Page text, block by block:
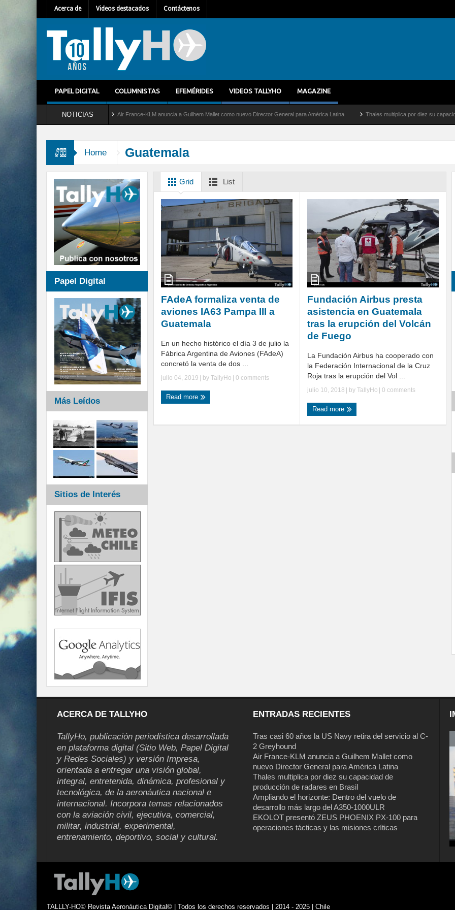
Acerca de Videos destacados Contáctenos
PAPEL DIGITAL COLUMNISTAS EFEMÉRIDES VIDEOS TALLYHO MAGAZINE
NOTICIAS
servicio al C-2 Greyhound Air France-KLM anuncia a Guilhem Mallet como nuevo Director General para América Latina Thales multiplica por diez su capacidad de
Home Guatemala
Grid List
FAdeA formaliza venta de
aviones IA63 Pampa III a
Guatemala
En un hecho histórico el día 3 de julio la
Fábrica Argentina de Aviones (FAdeA)
concretó la venta de dos ...
julio 04, 2019 | by TallyHo 0 comments
Read more
Fundación Airbus presta
asistencia en Guatemala
tras la erupción del Volcán
de Fuego
La Fundación Airbus ha cooperado con
la Federación Internacional de la Cruz
Roja tras la erupción del Vol ...
julio 10, 2018 | by TallyHo 0 comments
Read more
Papel Digital
Más Leídos
Sitios de Interés
ACERCA DE TALLYHO
TallyHo, publicación periodística desarrollada
en plataforma digital (Sitio Web, Papel Digital
y Redes Sociales) y versión Impresa,
orientada a entregar una visión global,
integral, entretenida, dinámica, profesional y
tecnológica, de la aeronáutica nacional e
internacional. Incorpora temas relacionados
con la aviación civil, ejecutiva, comercial,
militar, industrial, experimental,
entrenamiento, deportivo, social y cultural.
ENTRADAS RECIENTES
Tras casi 60 años la US Navy retira del servicio al C-
2 Greyhound
Air France-KLM anuncia a Guilhem Mallet como
nuevo Director General para América Latina
Thales multiplica por diez su capacidad de
producción de radares en Brasil
Ampliando el horizonte: Dentro del vuelo de
desarrollo más largo del A350-1000ULR
EKOLOT presentó ZEUS PHOENIX PX-100 para
operaciones tácticas y las misiones críticas
Tras casi 60 años la US Navy retira del
servicio al C-2 Greyhound
TALLLY-HO© Revista Aeronáutica Digital© | Todos los derechos reservados | 2014 - 2025 | Chile